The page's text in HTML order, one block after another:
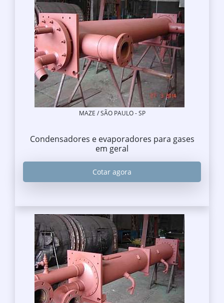
MAZE / SÃO PAULO - SP
Condensadores e evaporadores para gases
em geral
Cotar agora